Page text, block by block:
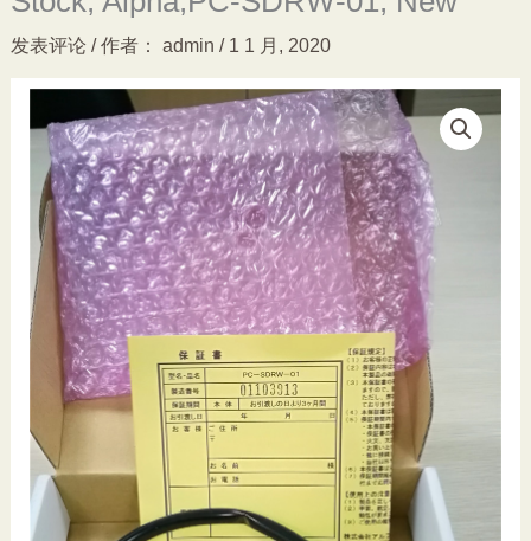
发表评论 / 作者： admin / 1 1 月, 2020